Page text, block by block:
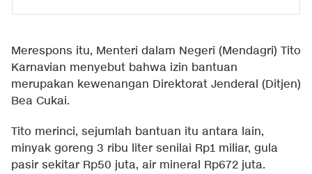
Merespons itu, Menteri dalam Negeri (Mendagri) Tito
Karnavian menyebut bahwa izin bantuan
merupakan kewenangan Direktorat Jenderal (Ditjen)
Bea Cukai.
Tito merinci, sejumlah bantuan itu antara lain,
minyak goreng 3 ribu liter senilai Rp1 miliar, gula
pasir sekitar Rp50 juta, air mineral Rp672 juta.